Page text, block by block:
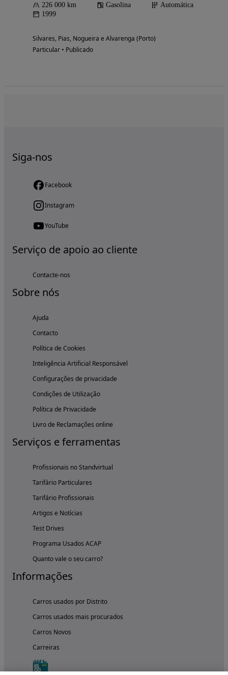
226 000 km Gasolina
Automática
1999
Silvares, Pias, Nogueira e Alvarenga (Porto)
Particular • Publicado
Siga-nos
Facebook
Instagram
YouTube
Serviço de apoio ao cliente
Contacte-nos
Sobre nós
Ajuda
Contacto
Política de Cookies
Inteligência Artificial Responsável
Configurações de privacidade
Condições de Utilização
Política de Privacidade
Livro de Reclamações online
Serviços e ferramentas
Profissionais no Standvirtual
Tarifário Particulares
Tarifário Profissionais
Artigos e Notícias
Test Drives
Programa Usados ACAP
Quanto vale o seu carro?
Informações
Carros usados por Distrito
Carros usados mais procurados
Carros Novos
Carreiras